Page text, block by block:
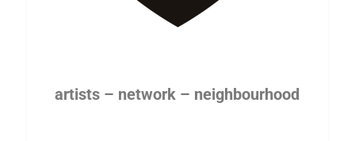
artists – network – neighbourhood